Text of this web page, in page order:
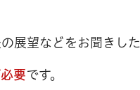
展望などをお聞きし
要です。